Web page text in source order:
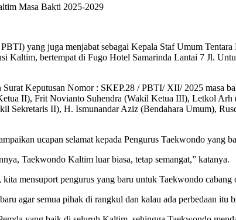
yang juga menjabat sebagai Kepala Staf Umum
Kaltim, bertempat di Fugo Hotel Samarinda Lantai 7 Jl.
Keputusan Nomor : SKEP.28 / PBTI/ XII/ 2025 masa
II), Frit Novianto Suhendra (Wakil Ketua III), Letkol
Sekretaris II), H. Ismunandar Aziz (Bendahara Umum),
ucapan selamat kepada Pengurus Taekwondo yang
Taekwondo Kaltim luar biasa, tetap semangat,” katanya.
mensuport pengurus yang baru untuk Taekwondo
agar semua pihak di rangkul dan kalau ada perbedaan itu